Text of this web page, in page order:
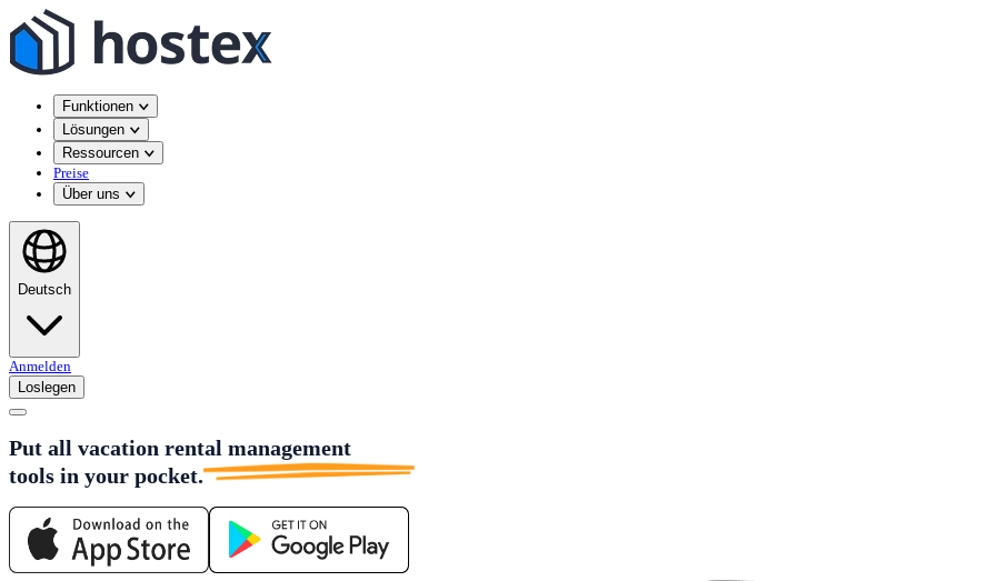
Funktionen
Lösungen
Ressourcen
Preise
Über uns
Deutsch
Anmelden
Loslegen
Put all vacation rental management
tools in your pocket.